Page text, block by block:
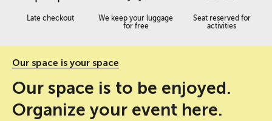
Late checkout
We keep your luggage
for free
Seat reserved for
activities
Our space is your space
Our space is to be enjoyed.
Organize your event here.